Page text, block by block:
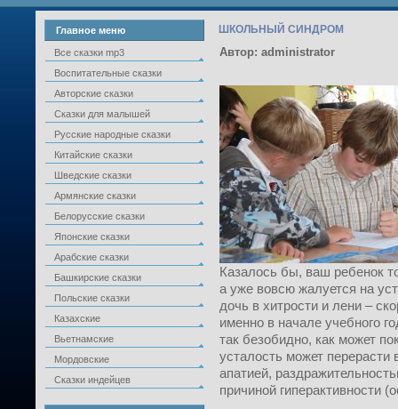
Главное меню
Все сказки mp3
Воспитательные сказки
Авторские сказки
Сказки для малышей
Русские народные сказки
Китайские сказки
Шведские сказки
Армянские сказки
Белорусские сказки
Японские сказки
Арабские сказки
Башкирские сказки
Польские сказки
Казахские
Вьетнамские
Мордовские
Сказки индейцев
ШКОЛЬНЫЙ СИНДРОМ
Автор: administrator
Казалось бы, ваш ребенок
а уже вовсю жалуется на
дочь в хитрости и лени –
именно в начале учебного
так безобидно, как может
усталость может
апатией,
причиной гиперактивности